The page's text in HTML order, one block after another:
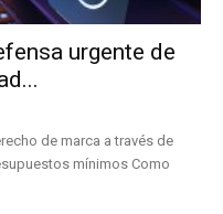
urgente de
de marca a través de
mínimos Como